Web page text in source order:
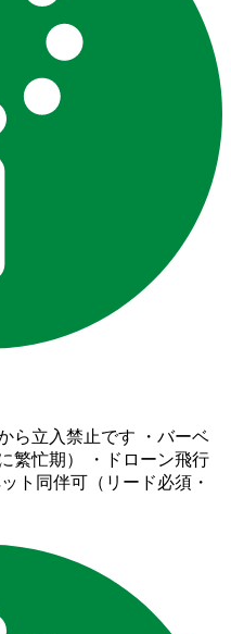
ら立入禁止です ・バーベ
繁忙期） ・ドローン飛行
ト同伴可（リード必須・